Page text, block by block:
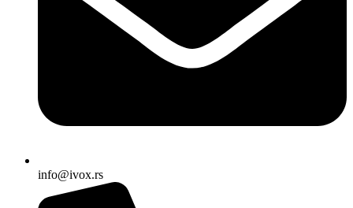
info@ivox.rs